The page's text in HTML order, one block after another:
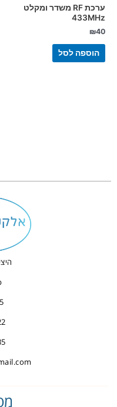
ערכת RF משדר ומקלט
433MHz
₪40
הוספה לסל
היצירה